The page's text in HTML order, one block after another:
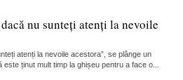
nu sunteți atenți la nevoile
atenți la nevoile acestora”, se plânge un
ținut mult timp la ghișeu pentru a face o...